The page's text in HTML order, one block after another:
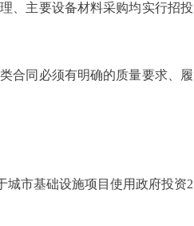
主要设备材料采购均实行招投
同必须有明确的质量要求、履
市基础设施项目使用政府投资2